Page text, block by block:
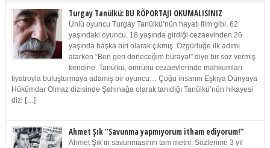
Turgay Tanülkü: BU RÖPORTAJI OKUMALISINIZ
Ünlü oyuncu Turgay Tanülkü’nün hayatı film gibi. 62
yaşındaki oyuncu, 18 yaşında girdiği cezaevinden 26
yaşında başka biri olarak çıkmış. Özgürlüğe ilk adımı
atarken “Ben geri döneceğim buraya!” diye bir söz vermiş
kendine. Tanülkü, ömrünü cezaevlerinde mahkumları
tiyatroyla buluşturmaya adamış bir oyuncu… Çoğu insanın Eşkıya Dünyaya
Hükümdar Olmaz dizisinde Şahinağa olarak tanıdığı Tanülkü’nün hikayesi
dizi […]
Ahmet Şık “Savunma yapmıyorum itham ediyorum!”
Ahmet Şık’ın savunmasının tam metni: Sözlerime 3 yıl